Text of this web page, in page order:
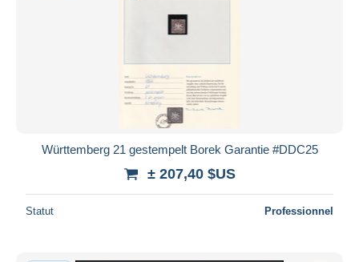
Württemberg 21 gestempelt Borek Garantie #DDC25
± 207,40 $US
Statut Professionnel